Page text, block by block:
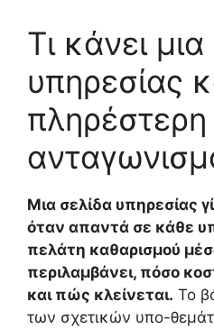
Τι κάνει
υπηρεσίας
Μια σελίδα υπηρεσίας
όταν απαντά σε κάθε
πελάτη καθαρισμού
περιλαμβάνει, πόσο
και πώς κλείνεται. Το
των σχετικών υπο-